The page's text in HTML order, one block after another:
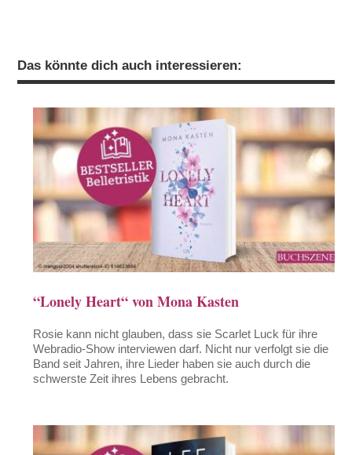
Das könnte dich auch interessieren:
“Lonely Heart“ von Mona Kasten
Rosie kann nicht glauben, dass sie Scarlet Luck für ihre
Webradio-Show interviewen darf. Nicht nur verfolgt sie die
Band seit Jahren, ihre Lieder haben sie auch durch die
schwerste Zeit ihres Lebens gebracht.